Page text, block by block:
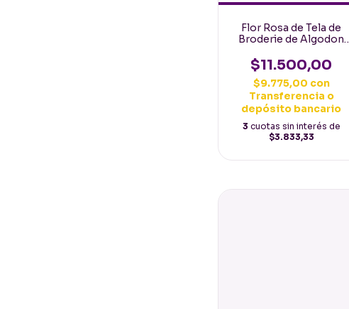
Flor Rosa de Tela de
Broderie de Algodon
con tallo y hojas
$11.500,00
$9.775,00 con
Transferencia o
depósito bancario
3 cuotas sin interés de
$3.833,33